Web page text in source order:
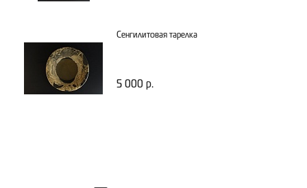
Сенгилитовая тарелка
5 000 р.